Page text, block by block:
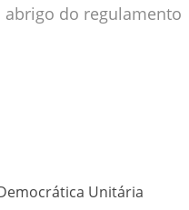
do regulamento
Unitária